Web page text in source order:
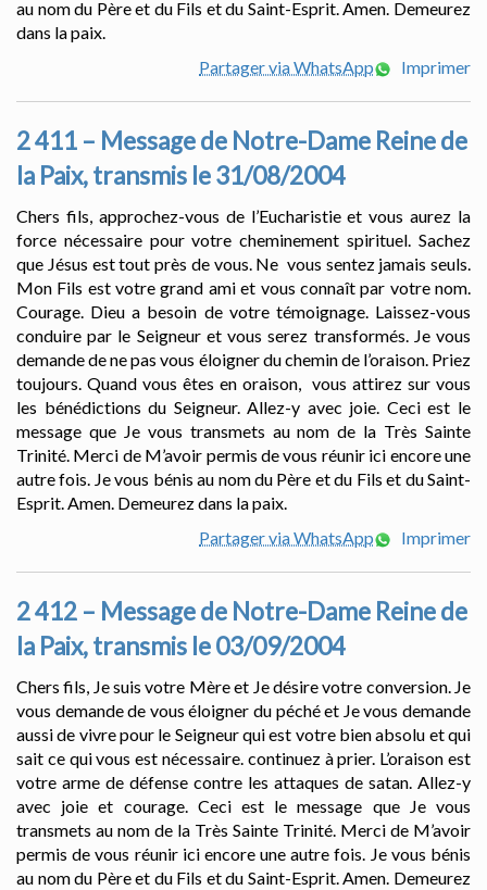
au nom du Père et du Fils et du Saint-Esprit. Amen. Demeurez
dans la paix.
Partager via WhatsApp
Imprimer
2 411 – Message de Notre-Dame Reine de
la Paix, transmis le 31/08/2004
Chers fils, approchez-vous de l’Eucharistie et vous aurez la
force nécessaire pour votre cheminement spirituel. Sachez
que Jésus est tout près de vous. Ne vous sentez jamais seuls.
Mon Fils est votre grand ami et vous connaît par votre nom.
Courage. Dieu a besoin de votre témoignage. Laissez-vous
conduire par le Seigneur et vous serez transformés. Je vous
demande de ne pas vous éloigner du chemin de l’oraison. Priez
toujours. Quand vous êtes en oraison, vous attirez sur vous
les bénédictions du Seigneur. Allez-y avec joie. Ceci est le
message que Je vous transmets au nom de la Très Sainte
Trinité. Merci de M’avoir permis de vous réunir ici encore une
autre fois. Je vous bénis au nom du Père et du Fils et du Saint-
Esprit. Amen. Demeurez dans la paix.
Partager via WhatsApp
Imprimer
2 412 – Message de Notre-Dame Reine de
la Paix, transmis le 03/09/2004
Chers fils, Je suis votre Mère et Je désire votre conversion. Je
vous demande de vous éloigner du péché et Je vous demande
aussi de vivre pour le Seigneur qui est votre bien absolu et qui
sait ce qui vous est nécessaire. continuez à prier. L’oraison est
votre arme de défense contre les attaques de satan. Allez-y
avec joie et courage. Ceci est le message que Je vous
transmets au nom de la Très Sainte Trinité. Merci de M’avoir
permis de vous réunir ici encore une autre fois. Je vous bénis
au nom du Père et du Fils et du Saint-Esprit. Amen. Demeurez